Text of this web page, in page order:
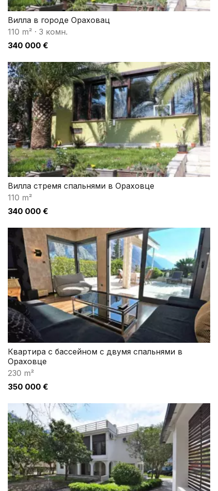
Вилла в городе Ораховац
110 m² · 3 комн.
340 000 €
Вилла стремя спальнями в Ораховце
110 m²
340 000 €
Квартира с бассейном с двумя спальнями в
Ораховце
230 m²
350 000 €